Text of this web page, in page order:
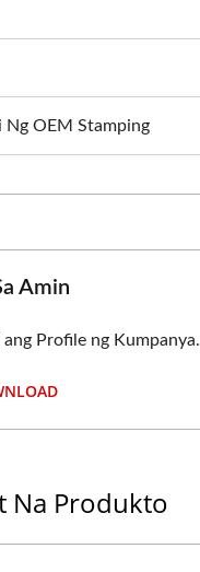
Ng OEM Stamping
Amin
ang Profile ng Kumpanya.
Na Produkto